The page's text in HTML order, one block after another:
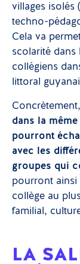
villages isolés
techno-
Cela va
scolarité dans
collégiens
littoral
Concrètement,
dans la
pourront
avec les
groupes qui
pourront ainsi
collège au
familial,
LA